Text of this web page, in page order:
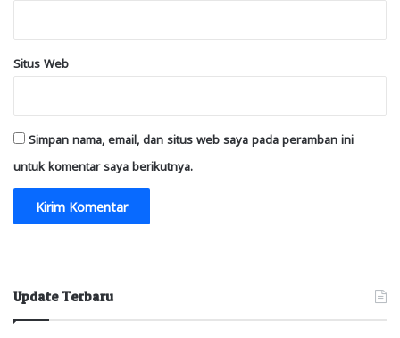
Situs Web
Simpan nama, email, dan situs web saya pada peramban ini
untuk komentar saya berikutnya.
Update Terbaru